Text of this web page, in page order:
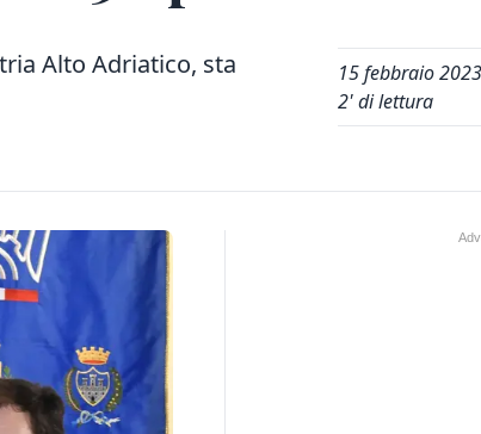
Alto Adriatico, sta
15 febbraio 2023
2' di lettura